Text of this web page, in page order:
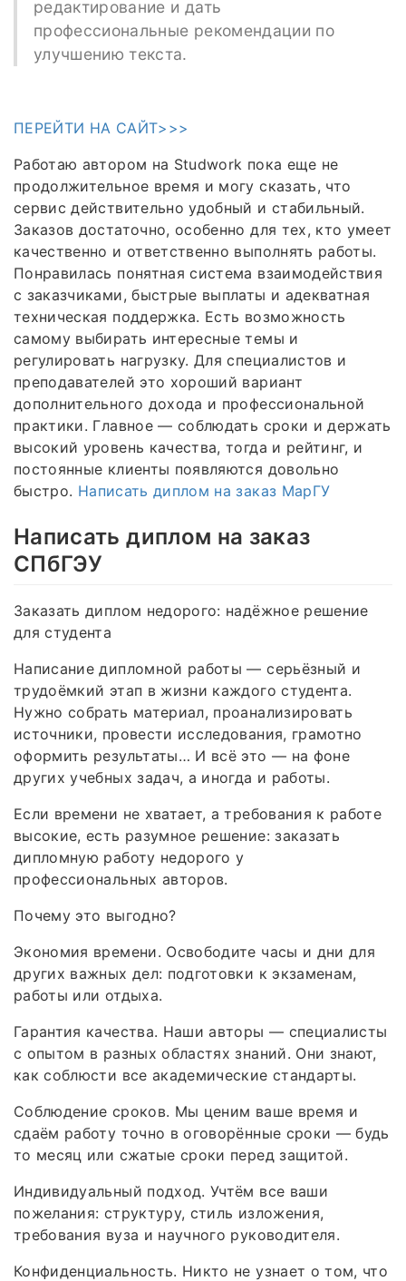
редактирование и дать
профессиональные рекомендации по
улучшению текста.
ПЕРЕЙТИ НА САЙТ>>>
Работаю автором на Studwork пока еще не
продолжительное время и могу сказать, что
сервис действительно удобный и стабильный.
Заказов достаточно, особенно для тех, кто умеет
качественно и ответственно выполнять работы.
Понравилась понятная система взаимодействия
с заказчиками, быстрые выплаты и адекватная
техническая поддержка. Есть возможность
самому выбирать интересные темы и
регулировать нагрузку. Для специалистов и
преподавателей это хороший вариант
дополнительного дохода и профессиональной
практики. Главное — соблюдать сроки и держать
высокий уровень качества, тогда и рейтинг, и
постоянные клиенты появляются довольно
быстро. Написать диплом на заказ МарГУ
Написать диплом на заказ
СПбГЭУ
Заказать диплом недорого: надёжное решение
для студента
Написание дипломной работы — серьёзный и
трудоёмкий этап в жизни каждого студента.
Нужно собрать материал, проанализировать
источники, провести исследования, грамотно
оформить результаты… И всё это — на фоне
других учебных задач, а иногда и работы.
Если времени не хватает, а требования к работе
высокие, есть разумное решение: заказать
дипломную работу недорого у
профессиональных авторов.
Почему это выгодно?
Экономия времени. Освободите часы и дни для
других важных дел: подготовки к экзаменам,
работы или отдыха.
Гарантия качества. Наши авторы — специалисты
с опытом в разных областях знаний. Они знают,
как соблюсти все академические стандарты.
Соблюдение сроков. Мы ценим ваше время и
сдаём работу точно в оговорённые сроки — будь
то месяц или сжатые сроки перед защитой.
Индивидуальный подход. Учтём все ваши
пожелания: структуру, стиль изложения,
требования вуза и научного руководителя.
Конфиденциальность. Никто не узнает о том, что